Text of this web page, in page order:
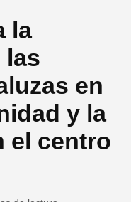
la
las
en
y la
el centro